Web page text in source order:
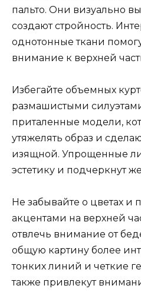
пальто. Они визуально
создают стройность.
однотонные ткани
внимание к верхней
Избегайте объемных
размашистыми
приталенные модели,
утяжелять образ и
изящной. Упрощенные
эстетику и подчеркнут
Не забывайте о цветах и
акцентами на верхней
отвлечь внимание от
общую картину более
тонких линий и четкие
также привлекут